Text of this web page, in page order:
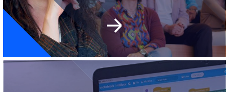
Immagine